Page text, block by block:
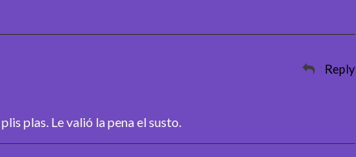
Reply
plas. Le valió la pena el susto.